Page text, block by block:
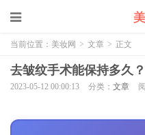
当前位置： 美妆网 > 文章 > 正文
去皱纹手术能保持多久？
2023-05-12 00:00:13 分类： 文章